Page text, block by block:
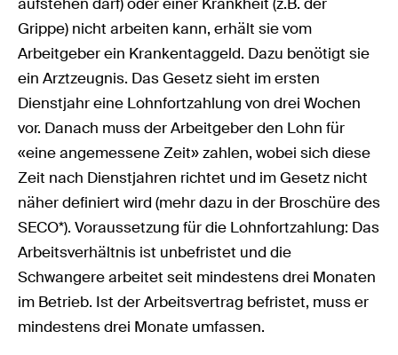
Grippe) nicht arbeiten kann, erhält sie vom
Arbeitgeber ein Krankentaggeld. Dazu benötigt sie
ein Arztzeugnis. Das Gesetz sieht im ersten
Dienstjahr eine Lohnfortzahlung von drei Wochen
vor. Danach muss der Arbeitgeber den Lohn für
«eine angemessene Zeit» zahlen, wobei sich diese
Zeit nach Dienstjahren richtet und im Gesetz nicht
näher definiert wird (mehr dazu in der Broschüre des
SECO*). Voraussetzung für die Lohnfortzahlung: Das
Arbeitsverhältnis ist unbefristet und die
Schwangere arbeitet seit mindestens drei Monaten
im Betrieb. Ist der Arbeitsvertrag befristet, muss er
mindestens drei Monate umfassen.